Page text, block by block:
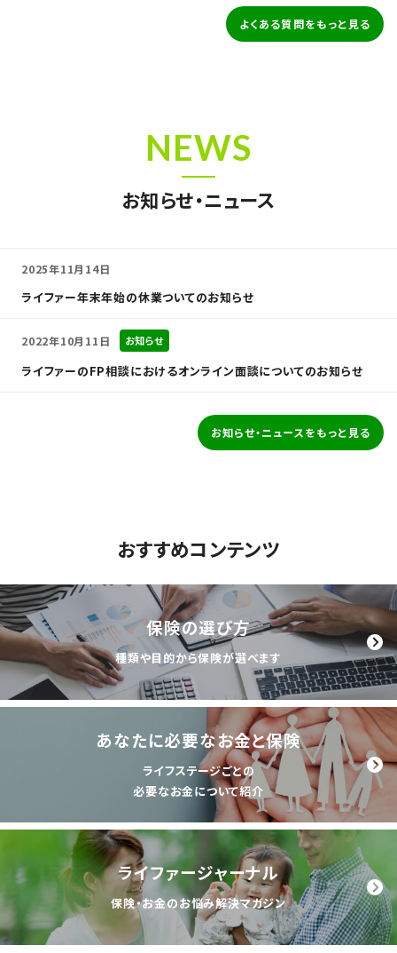
よくある質問をもっと見る
NEWS
お知らせ・ニュース
2025年11月14日
ライファー年末年始の休業ついてのお知らせ
2022年10月11日 お知らせ
ライファーのFP相談におけるオンライン面談についてのお知らせ
お知らせ・ニュースをもっと見る
おすすめコンテンツ
保険の選び方
種類や目的から保険が選べます
あなたに必要なお金と保険
ライフステージごとの
必要なお金について紹介
ライファージャーナル
保険・お金のお悩み解決マガジン